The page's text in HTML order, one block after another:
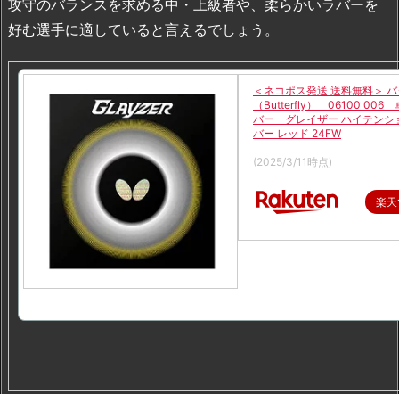
用
感
攻守のバランスを求める中・上級者や、柔らかいラバーを
好む選手に適していると言えるでしょう。
＜ネコポス発送 送料無料＞
（Butterfly） 06100 006
バー グレイザー ハイテンシ
バー レッド 24FW
(2025/3/11時点)
楽